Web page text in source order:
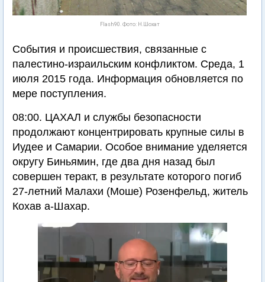
Flash90. Фото: Н.Шохат
События и происшествия, связанные с
палестино-израильским конфликтом. Среда, 1
июля 2015 года. Информация обновляется по
мере поступления.
08:00. ЦАХАЛ и службы безопасности
продолжают концентрировать крупные силы в
Иудее и Самарии. Особое внимание уделяется
округу Биньямин, где два дня назад был
совершен теракт, в результате которого погиб
27-летний Малахи (Моше) Розенфельд, житель
Кохав а-Шахар.